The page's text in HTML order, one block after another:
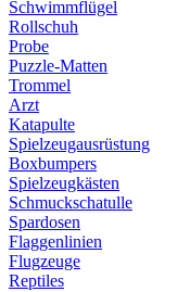
Schwimmflügel
Rollschuh
Probe
Puzzle-Matten
Trommel
Arzt
Katapulte
Spielzeugausrüstung
Boxbumpers
Spielzeugkästen
Schmuckschatulle
Spardosen
Flaggenlinien
Flugzeuge
Reptiles